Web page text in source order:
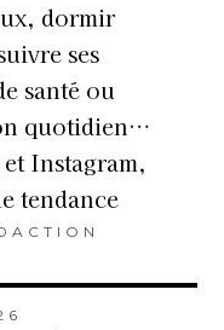
dormir
ses
santé ou
quotidien…
Instagram,
tendance